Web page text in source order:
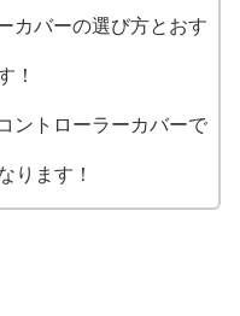
カバーの選び方とおす
！
ントローラーカバーで
ります！